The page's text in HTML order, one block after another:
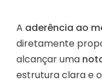
A aderência ao
diretamente
alcançar uma
estrutura clara e